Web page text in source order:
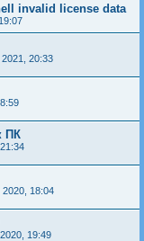
invalid license data
20:33
ПК
18:04
19:49